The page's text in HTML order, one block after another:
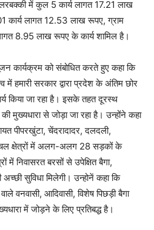
में कुल 5 कार्य लागत 17.21 लाख
कार्य लागत 12.53 लाख रूपए, ग्राम
8.95 लाख रूपए के कार्य शामिल है।
कार्यक्रम को संबोधित करते हुए कहा कि
हमारी सरकार द्वारा प्रदेश के अंतिम छोर
किया जा रहा है। इसके तहत दूरस्थ
मुख्यधारा से जोड़ा जा रहा है। उन्होंने कहा
पीपरखुंटा, चेंदरादादर, दलदली,
क्षेत्रों में अलग-अलग 28 सड़कों के
में निवासरत बरसों से उपेक्षित बैगा,
अच्छी सुविधा मिलेगी। उन्होनें कहा कि
वनवासी, आदिवासी, विशेष पिछड़ी बैगा
में जोड़ने के लिए प्रतिबद्ध है।